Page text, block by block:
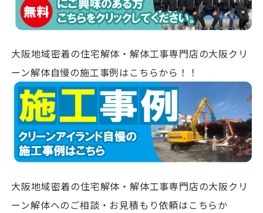
大阪地域密着の住宅解体・解体工事専門店の大阪クリ
ーン解体自慢の施工事例はこちらから！！
大阪地域密着の住宅解体・解体工事専門店の大阪クリ
ーン解体へのご相談・お見積もり依頼はこちらか